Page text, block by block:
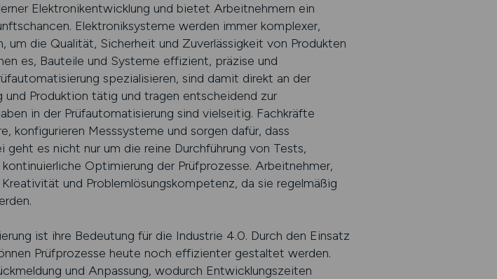
Elektronikentwicklung und bietet Arbeitnehmern ein
Elektroniksysteme werden immer komplexer,
um die Qualität, Sicherheit und Zuverlässigkeit von Produkten
es, Bauteile und Systeme effizient, präzise und
spezialisieren, sind damit direkt an der
Produktion tätig und tragen entscheidend zur
in der Prüfautomatisierung sind vielseitig. Fachkräfte
konfigurieren Messsysteme und sorgen dafür, dass
es nicht nur um die reine Durchführung von Tests,
Optimierung der Prüfprozesse. Arbeitnehmer,
und Problemlösungskompetenz, da sie regelmäßig
ist ihre Bedeutung für die Industrie 4.0. Durch den Einsatz
Prüfprozesse heute noch effizienter gestaltet werden.
und Anpassung, wodurch Entwicklungszeiten